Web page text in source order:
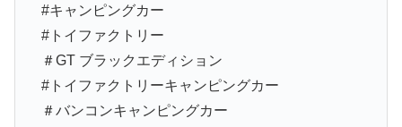
#キャンピングカー
#トイファクトリー
＃GT ブラックエディション
#トイファクトリーキャンピングカー
＃バンコンキャンピングカー